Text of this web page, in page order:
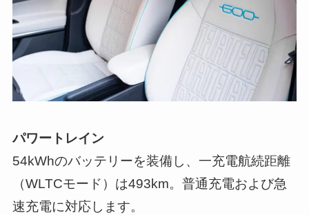
パワートレイン
54kWhのバッテリーを装備し、一充電航続距離
（WLTCモード）は493km。普通充電および急
速充電に対応します。